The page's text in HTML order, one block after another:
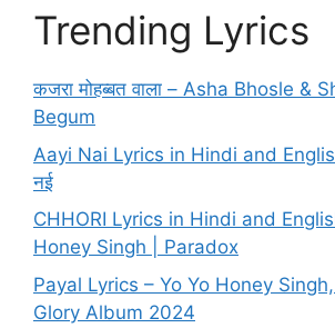
Trending Lyrics
कजरा मोहब्बत वाला – Asha Bhosle &
Begum
Aayi Nai Lyrics in Hindi and
नई
CHHORI Lyrics in Hindi and
Honey Singh | Paradox
Payal Lyrics – Yo Yo Honey Singh,
Glory Album 2024